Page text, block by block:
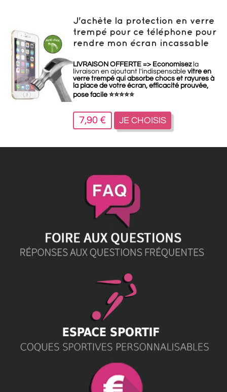
J'achète la protection en verre
trempé pour ce téléphone pour
rendre mon écran incassable
LIVRAISON OFFERTE => Economisezla
livraison en ajoutant l'indispensable vitre en
verre trempé qui absorbe chocs et rayures à
la place de votre écran, efficacité prouvée,
pose facile ⭐⭐⭐⭐⭐
7,90 € JE CHOISIS